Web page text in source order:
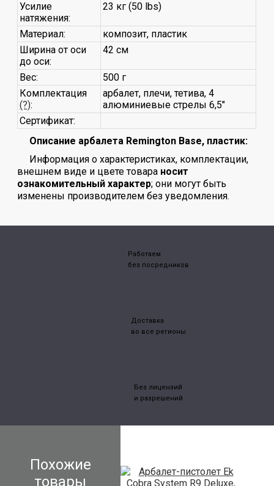
Усилие
натяжения:
23 кг (50 lbs)
Материал:
композит, пластик
Ширина от оси
до оси:
42 см
Вес:
500 г
Комплектация
(?):
арбалет, плечи, тетива, 4
алюминиевые стрелы 6,5"
Сертификат:
Описание арбалета Remington Base, пластик:
Информация о характеристиках, комплектации,
внешнем виде и цвете товара носит
ознакомительный характер; они могут быть
изменены производителем без уведомления.
Работаем
без посредников
Доставка
во все регионы
Без лицензий
и разрешений
Похожие
товары